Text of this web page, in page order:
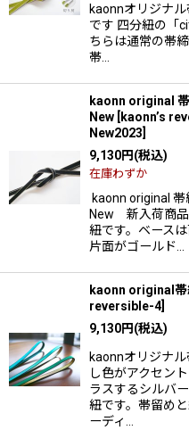
kaonnオリジナ
です 四分紐の「
ちらは通常の帯
帯…
kaonn original
New
kaonn’s
New2023
9,130円(税込)
在庫わずか
kaonn original
New 新入荷商品
紐です。ベース
片面がゴールド…
kaonn original帯
reversible-4]
9,130円(税込)
kaonnオリジナ
し色がアクセン
ラスするシルバ
紐です。帯留め
ーディ…